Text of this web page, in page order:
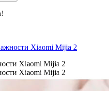
Xiaomi Mijia 2